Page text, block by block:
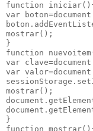
function
var
mostrar();
}
function
var
var
mostrar();
}
function